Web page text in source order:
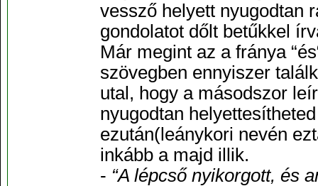
vessző helyett nyugodtan
gondolatot dőlt betűkkel
Már megint az a fránya
szövegben ennyiszer
utal, hogy a másodszor
nyugodtan
ezután(leánykori nevén
inkább a majd illik.
- “A lépcső nyikorgott, és